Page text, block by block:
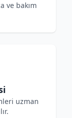
ve bakım
uzman